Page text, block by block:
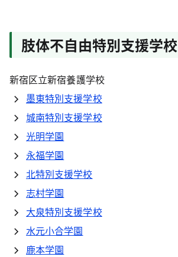
肢体不自由特別支援学校
新宿区立新宿養護学校
墨東特別支援学校
城南特別支援学校
光明学園
永福学園
北特別支援学校
志村学園
大泉特別支援学校
水元小合学園
鹿本学園